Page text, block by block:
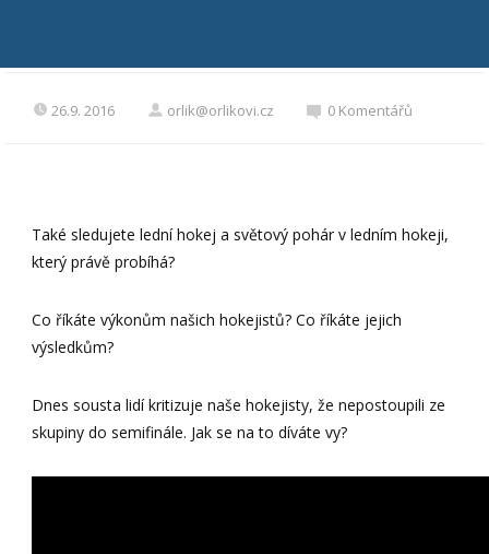
26.9. 2016 orlik@orlikovi.cz 0 Komentářů
Také sledujete lední hokej a světový pohár v ledním hokeji,
který právě probíhá?
Co říkáte výkonům našich hokejistů? Co říkáte jejich
výsledkům?
Dnes sousta lidí kritizuje naše hokejisty, že nepostoupili ze
skupiny do semifinále. Jak se na to díváte vy?